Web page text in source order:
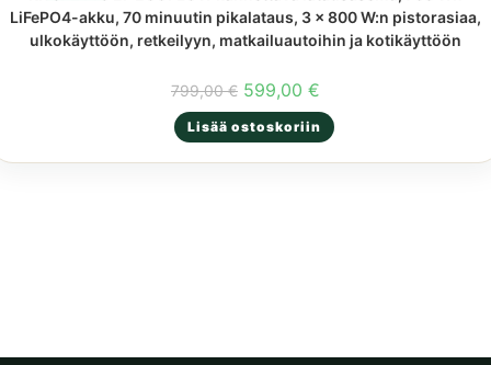
LiFePO4-akku, 70 minuutin pikalataus, 3 x 800 W:n pistorasiaa,
ulkokäyttöön, retkeilyyn, matkailuautoihin ja kotikäyttöön
799,00€ Alkuperäinen
hinta
oli:
799,00 €.
599,00 €
on:
599,00 €.
Lisää ostoskoriin